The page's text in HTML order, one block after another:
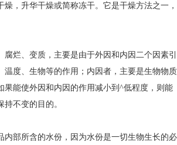
，升华干燥或简称冻干。它是干燥方法之一，
烂、变质，主要是由于外因和内因二个因素引
温度、生物等的作用；内因者，主要是生物物质
果能使外因和内因的作用减小到^低程度，则能
不变的目的。
部所含的水份，因为水份是一切生物生长的必